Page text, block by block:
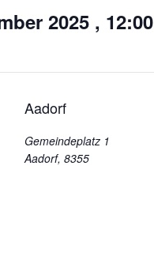
2025 , 12:00
Aadorf
Gemeindeplatz 1
Aadorf, 8355